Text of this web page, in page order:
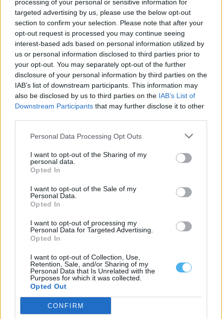
processing of your personal or sensitive information for
targeted advertising by us, please use the below opt-out
section to confirm your selection. Please note that after your
opt-out request is processed you may continue seeing
interest-based ads based on personal information utilized by
us or personal information disclosed to third parties prior to
your opt-out. You may separately opt-out of the further
disclosure of your personal information by third parties on the
IAB’s list of downstream participants. This information may
also be disclosed by us to third parties on the IAB’s List of
Downstream Participants that may further disclose it to other
Personal Data Processing Opt Outs
I want to opt-out of the Sharing of my
personal data.
Opted In
I want to opt-out of the Sale of my
Personal Data.
Opted In
I want to opt-out of processing my
Personal Data for Targeted Advertising.
Opted In
I want to opt-out of Collection, Use,
Retention, Sale, and/or Sharing of my
Personal Data that Is Unrelated with the
Purposes for which it was collected.
Opted Out
CONFIRM
Deixou resíduos junto aos contentores em Évora e acabou
identificado
A Câmara Municipal de Évora identificou um cidadão que se
encontrava a depositar resíduos...
8 Agosto, 2026 - 09:00
Volta: Etapa mais longa com final em Elvas é a última talhada
O pelotão da 87.ª Volta a Portugal em bicicleta cumpre hoje a
mais longa...
8 Agosto, 2026 - 08:51